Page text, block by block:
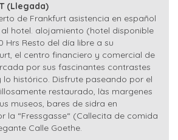
(Llegada)
de Frankfurt asistencia en español
hotel. alojamiento (hotel disponible
Hrs Resto del día libre a su
el centro financiero y comercial de
por sus fascinantes contrastes
histórico. Disfrute paseando por el
restaurado, làs margenes
museos, bares de sidra en
la “Fressgasse“ (Callecita de comida
Calle Goethe.